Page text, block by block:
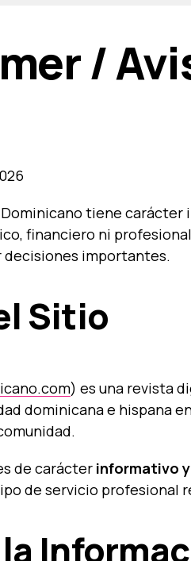
/
tiene
financiero ni
importantes.
Sitio
) es una revista
dominicana e hispana
de carácter informativo
de servicio profesional